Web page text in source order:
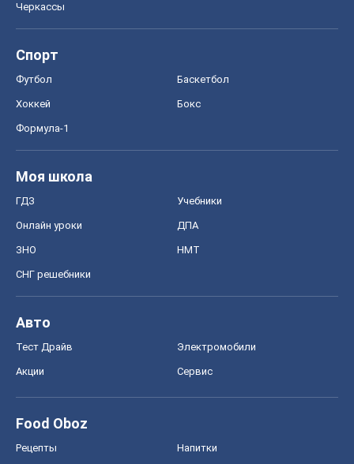
Черкассы
Спорт
Футбол Баскетбол
Хоккей Бокс
Формула-1
Моя школа
ГДЗ Учебники
Онлайн уроки ДПА
ЗНО НМТ
СНГ решебники
Авто
Тест Драйв Электромобили
Акции Сервис
Food Oboz
Рецепты Напитки